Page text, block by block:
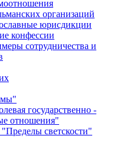
организаций
юрисдикции
конфессии
сотрудничества и
государственно -
отношения"
светскости"